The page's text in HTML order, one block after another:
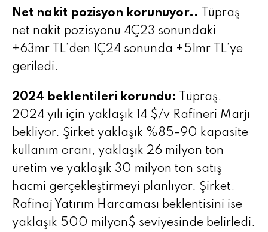
Net nakit pozisyon korunuyor.. Tüpraş
net nakit pozisyonu 4Ç23 sonundaki
+63mr TL’den 1Ç24 sonunda +51mr TL’ye
geriledi.
2024 beklentileri korundu: Tüpraş,
2024 yılı için yaklaşık 14 $/v Rafineri Marjı
bekliyor. Şirket yaklaşık %85-90 kapasite
kullanım oranı, yaklaşık 26 milyon ton
üretim ve yaklaşık 30 milyon ton satış
hacmi gerçekleştirmeyi planlıyor. Şirket,
Rafinaj Yatırım Harcaması beklentisini ise
yaklaşık 500 milyon$ seviyesinde belirledi.